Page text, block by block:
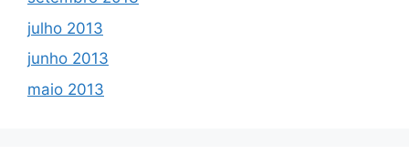
julho 2013
junho 2013
maio 2013